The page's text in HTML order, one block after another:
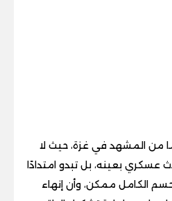
من المشهد في غزة، حيث لا
عسكري بعينه، بل تبدو امتدادًا
الكامل ممكن، وأن إنهاء